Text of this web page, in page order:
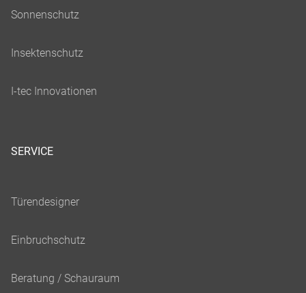
SERVICE